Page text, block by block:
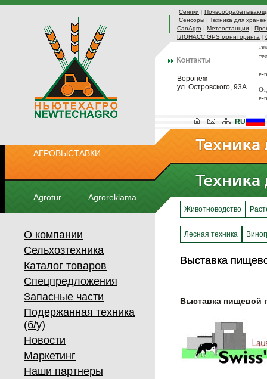
Сеялки |
Сенсоры | Техника для
CanAgro | Метеостанции |
ГЛОНАСС GPS мониторинга |
Воронеж
ул. Островского, 93А
e-
e-
АГРОВЫСТАВКИ
Agrotur Agroreklama
RU
О компании
Сельхозтехника
Каталог товаров
Спецпредложения
Запасные части
Подержанная техника
(б/у)
Новости
Маркетинг
Наши партнеры
Животноводство
Лесная техника
Выставка
Выставка
Выставка пищевой